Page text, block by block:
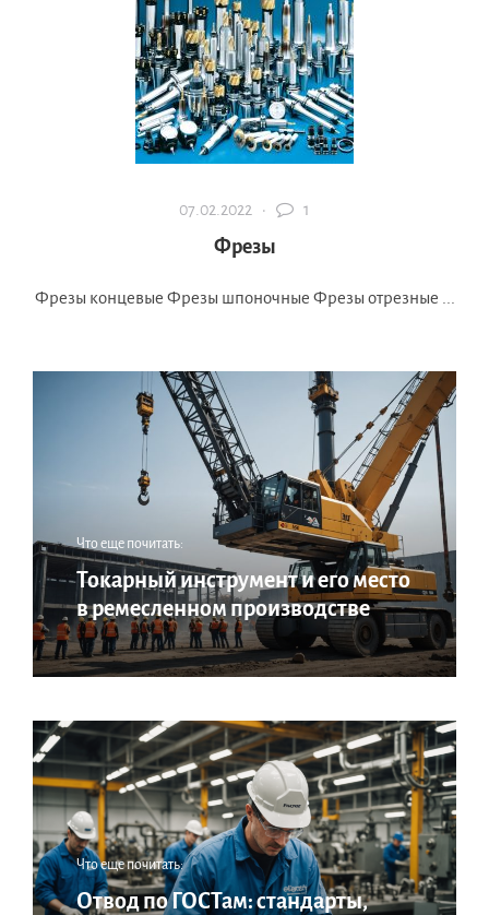
07.02.2022 · 1
Фрезы
Фрезы концевые Фрезы шпоночные Фрезы отрезные ...
Что еще почитать:
Токарный инструмент и его место
в ремесленном производстве
Что еще почитать:
Отвод по ГОСТам: стандарты,